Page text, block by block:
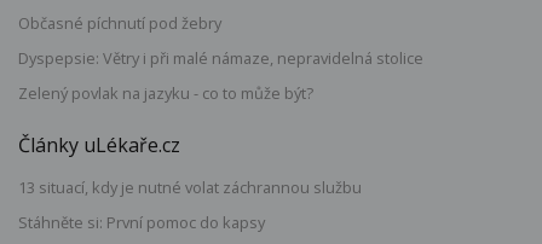
Občasné píchnutí pod žebry
Dyspepsie: Větry i při malé námaze, nepravidelná stolice
Zelený povlak na jazyku - co to může být?
Články uLékaře.cz
13 situací, kdy je nutné volat záchrannou službu
Stáhněte si: První pomoc do kapsy